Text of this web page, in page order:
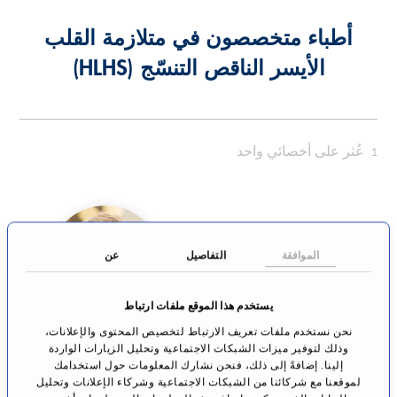
الموافقة التفاصيل عن
يستخدم هذا الموقع ملفات ارتباط
نحن نستخدم ملفات تعريف الارتباط لتخصيص المحتوى والإعلانات،
وذلك لتوفير ميزات الشبكات الاجتماعية وتحليل الزيارات الواردة
إلينا. إضافةً إلى ذلك، فنحن نشارك المعلومات حول استخدامك
لموقعنا مع شركائنا من الشبكات الاجتماعية وشركاء الإعلانات وتحليل
أطباء متخصصون في متلازمة القلب
الأيسر الناقص التنسّج (HLHS)
1 عُثر على أخصائي واحد
د. ميشائيل شايد
جراحة القلب للأطفال
ديزبورغ